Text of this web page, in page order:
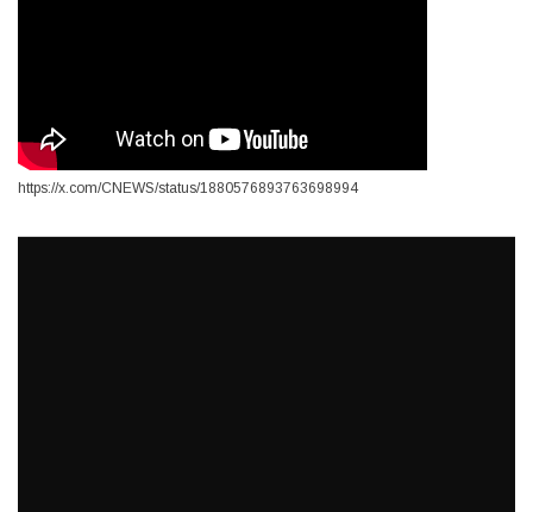
https://x.com/CNEWS/status/1880576893763698994